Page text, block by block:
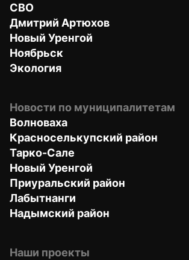
СВО
Дмитрий Артюхов
Новый Уренгой
Ноябрьск
Экология
Новости по муниципалитетам
Волноваха
Красноселькупский район
Тарко-Сале
Новый Уренгой
Приуральский район
Лабытнанги
Надымский район
Наши проекты